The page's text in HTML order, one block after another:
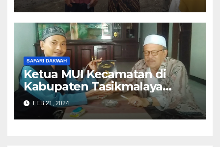
SAFARI DAKWAH
Ketua MUI Kecamatan di
Kabupaten Tasikmalaya
Belum Mengetahui Mimpi
Muhammad Qasim?
FEB 21, 2024